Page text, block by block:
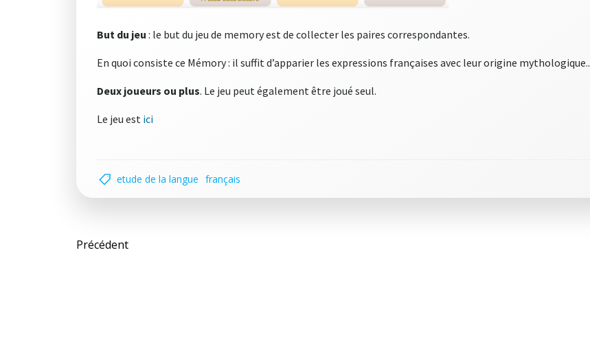
But du jeu : le but du jeu de memory est de collecter les paires correspondantes.
En quoi consiste ce Mémory : il suffit d’apparier les expressions françaises avec leur origine mythologique..
Deux joueurs ou plus. Le jeu peut également être joué seul.
Le jeu est ici
etude de la langue français
Post
Précédent